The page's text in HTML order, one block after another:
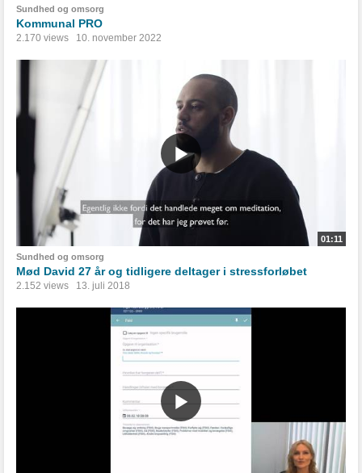
Sundhed og omsorg
Kommunal PRO
2.170 views 10. november 2022
01:11
Sundhed og omsorg
Mød David 27 år og tidligere deltager i stressforløbet
2.152 views 13. juli 2018